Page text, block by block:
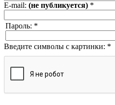
E-mail: (не публикуется) *
Пароль: *
Введите символы с картинки: *